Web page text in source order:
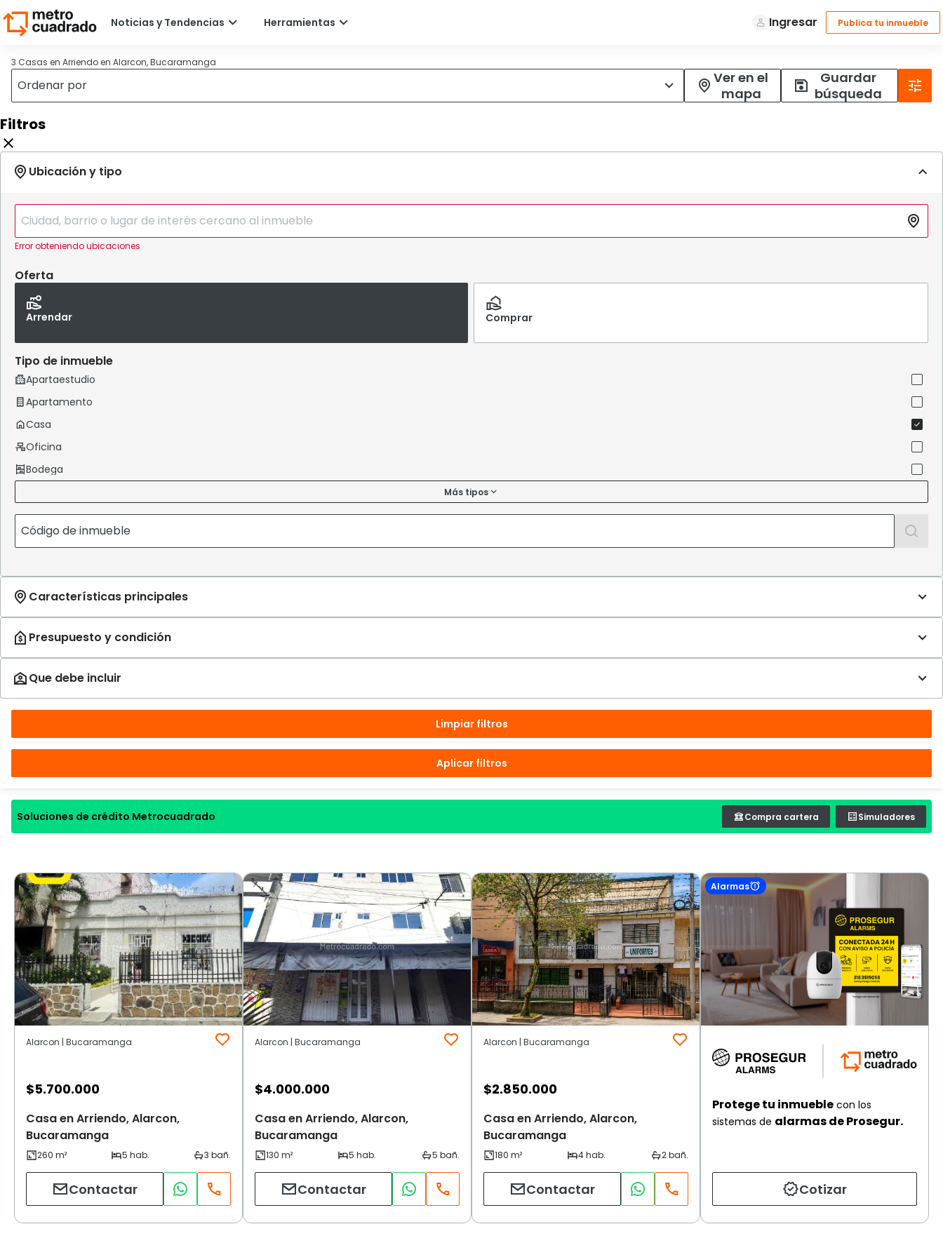
3 Casas en Arriendo en Alarcon, Bucaramanga
Ver en el
mapa
Guardar
búsqueda
Filtros
Error obteniendo ubicaciones
Oferta
Arrendar Comprar
Tipo de inmueble
Más tipos
Limpiar filtros
Aplicar filtros
Soluciones de crédito Metrocuadrado Compra cartera Simuladores
Alarcon | Bucaramanga
$5.700.000
Casa en Arriendo, Alarcon,
Bucaramanga
Contactar
Alarcon | Bucaramanga
$4.000.000
Casa en Arriendo, Alarcon,
Bucaramanga
Contactar
Alarcon | Bucaramanga
$2.850.000
Casa en Arriendo, Alarcon,
Bucaramanga
Contactar
Alarmas
Protege tu inmueble con los
sistemas de alarmas de Prosegur.
Cotizar